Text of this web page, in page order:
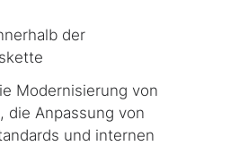
der
Modernisierung von
die Anpassung von
und internen